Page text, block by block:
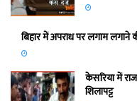
बिहार में अपराध पर लगाम लगाने
केसरिया में
शिलापट्ट